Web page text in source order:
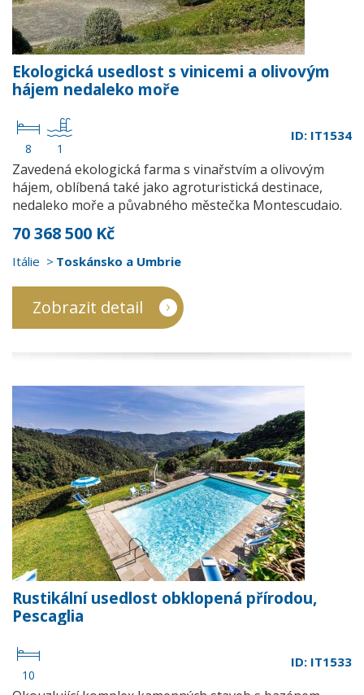
Ekologická usedlost s vinicemi a olivovým
hájem nedaleko moře
8 1
ID: IT1534
Zavedená ekologická farma s vinařstvím a olivovým
hájem, oblíbená také jako agroturistická destinace,
nedaleko moře a půvabného městečka Montescudaio.
70 368 500 Kč
Itálie Toskánsko a Umbrie
Zobrazit detail
Rustikální usedlost obklopená přírodou,
Pescaglia
10
ID: IT1533